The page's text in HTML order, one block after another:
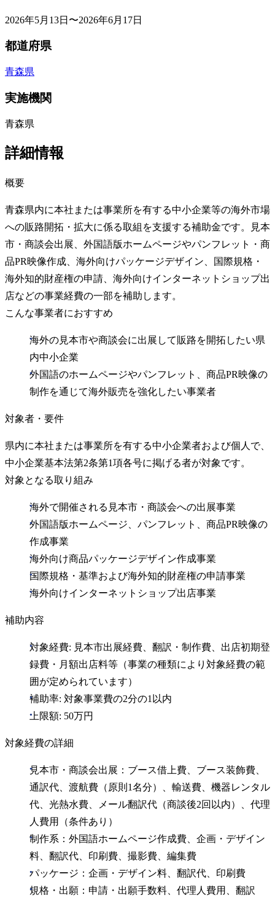
2026年5月13日〜2026年6月17日
都道府県
青森県
実施機関
青森県
詳細情報
概要
青森県内に本社または事業所を有する中小企業等の海外市場
への販路開拓・拡大に係る取組を支援する補助金です。見本
市・商談会出展、外国語版ホームページやパンフレット・商
品PR映像作成、海外向けパッケージデザイン、国際規格・
海外知的財産権の申請、海外向けインターネットショップ出
店などの事業経費の一部を補助します。
こんな事業者におすすめ
海外の見本市や商談会に出展して販路を開拓したい県
内中小企業
外国語のホームページやパンフレット、商品PR映像の
制作を通じて海外販売を強化したい事業者
対象者・要件
県内に本社または事業所を有する中小企業者および個人で、
中小企業基本法第2条第1項各号に掲げる者が対象です。
対象となる取り組み
海外で開催される見本市・商談会への出展事業
外国語版ホームページ、パンフレット、商品PR映像の
作成事業
海外向け商品パッケージデザイン作成事業
国際規格・基準および海外知的財産権の申請事業
海外向けインターネットショップ出店事業
補助内容
対象経費: 見本市出展経費、翻訳・制作費、出店初期登
録費・月額出店料等（事業の種類により対象経費の範
囲が定められています）
補助率: 対象事業費の2分の1以内
上限額: 50万円
対象経費の詳細
見本市・商談会出展：ブース借上費、ブース装飾費、
通訳代、渡航費（原則1名分）、輸送費、機器レンタル
代、光熱水費、メール翻訳代（商談後2回以内）、代理
人費用（条件あり）
制作系：外国語ホームページ作成費、企画・デザイン
料、翻訳代、印刷費、撮影費、編集費
パッケージ：企画・デザイン料、翻訳代、印刷費
規格・出願：申請・出願手数料、代理人費用、翻訳